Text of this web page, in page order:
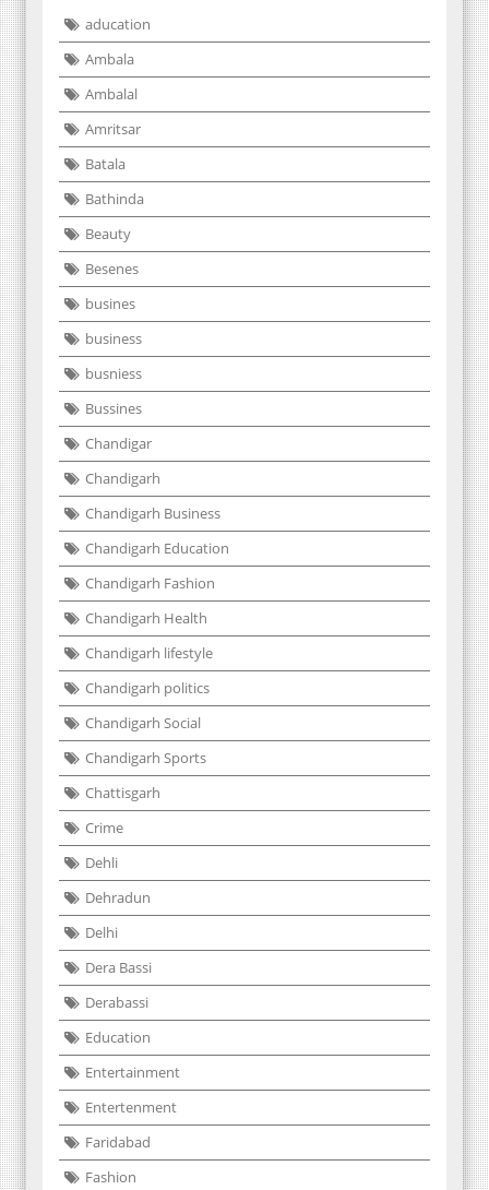
aducation
Ambala
Ambalal
Amritsar
Batala
Bathinda
Beauty
Besenes
busines
business
busniess
Bussines
Chandigar
Chandigarh
Chandigarh Business
Chandigarh Education
Chandigarh Fashion
Chandigarh Health
Chandigarh lifestyle
Chandigarh politics
Chandigarh Social
Chandigarh Sports
Chattisgarh
Crime
Dehli
Dehradun
Delhi
Dera Bassi
Derabassi
Education
Entertainment
Entertenment
Faridabad
Fashion